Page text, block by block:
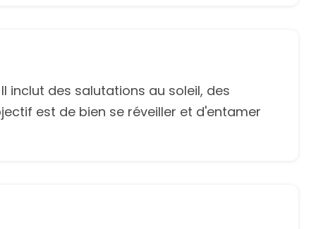
inclut des salutations au soleil, des
est de bien se réveiller et d'entamer